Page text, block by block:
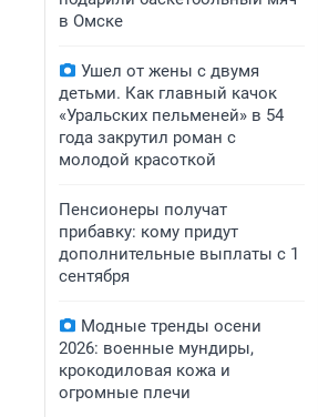
в Омске
Ушел от жены с двумя
детьми. Как главный качок
«Уральских пельменей» в 54
года закрутил роман с
молодой красоткой
Пенсионеры получат
прибавку: кому придут
дополнительные выплаты с 1
сентября
Модные тренды осени
2026: военные мундиры,
крокодиловая кожа и
огромные плечи